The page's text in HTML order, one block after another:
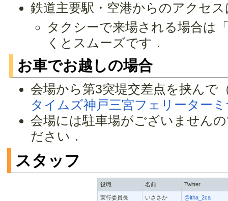
鉄道主要駅・空港からのアクセス
タクシーで来場される場合は
くとスムーズです．
お車でお越しの場合
会場から第3突堤交差点を挟んで
タイムズ神戸三宮フェリーター
会場には駐車場がございません
ださい．
スタッフ
役職 名前 Twitter
実行委員長 いささか @itha_2ca